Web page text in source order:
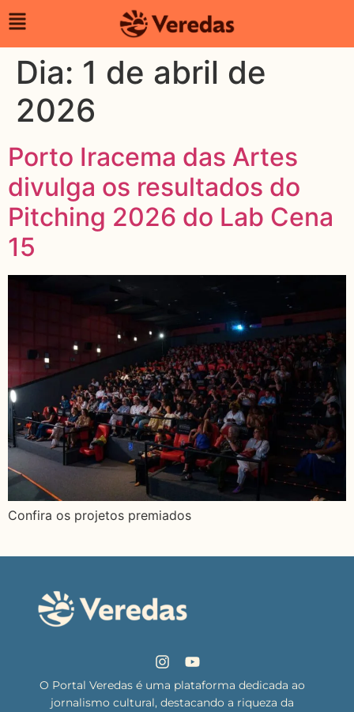
Dia: 1 de abril de
2026
Porto Iracema das Artes
divulga os resultados do
Pitching 2026 do Lab Cena
15
Confira os projetos premiados
O Portal Veredas é uma plataforma dedicada ao
jornalismo cultural, destacando a riqueza da